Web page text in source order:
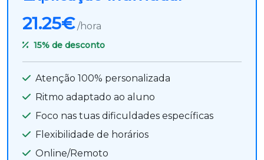
21.25€ /hora
15% de desconto
Atenção 100% personalizada
Ritmo adaptado ao aluno
Foco nas tuas dificuldades específicas
Flexibilidade de horários
Online/Remoto